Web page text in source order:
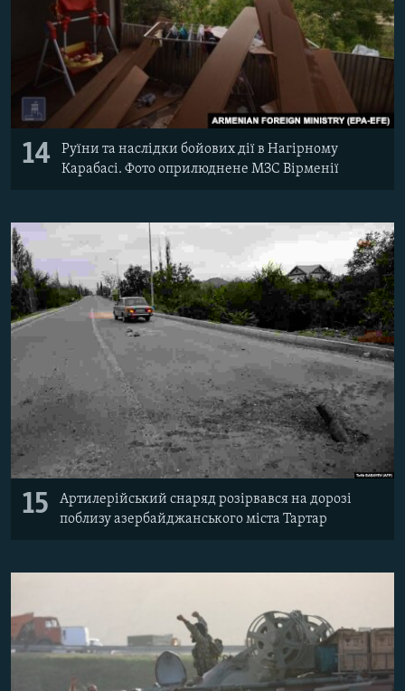
14
Руїни та наслідки бойових дії в Нагірному
Карабасі. Фото оприлюднене МЗС Вірменії
15
Артилерійський снаряд розірвався на дорозі
поблизу азербайджанського міста Тартар